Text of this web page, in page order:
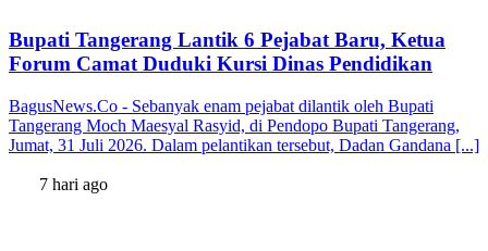
Bupati Tangerang Lantik 6 Pejabat Baru, Ketua
Forum Camat Duduki Kursi Dinas Pendidikan
BagusNews.Co - Sebanyak enam pejabat dilantik oleh Bupati
Tangerang Moch Maesyal Rasyid, di Pendopo Bupati Tangerang,
Jumat, 31 Juli 2026. Dalam pelantikan tersebut, Dadan Gandana [...]
7 hari ago